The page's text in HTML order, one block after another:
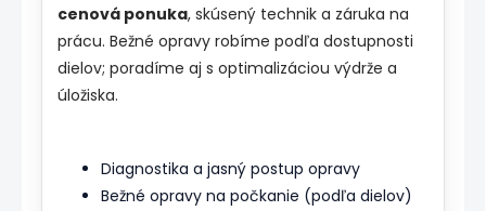
cenová ponuka, skúsený technik a záruka na
prácu. Bežné opravy robíme podľa dostupnosti
dielov; poradíme aj s optimalizáciou výdrže a
úložiska.
Diagnostika a jasný postup opravy
Bežné opravy na počkanie (podľa dielov)